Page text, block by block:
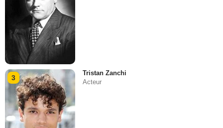
3
Tristan Zanchi
Acteur